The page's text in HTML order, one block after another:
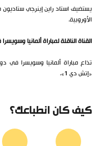
يستضيف استاد راين إينرجي ستاديون
الأوروبية.
القناة الناقلة لمباراة ألمانيا
تذاع مباراة ألمانيا وسويسرا في
«إتش دي 1».
كيف كان انطباعك؟